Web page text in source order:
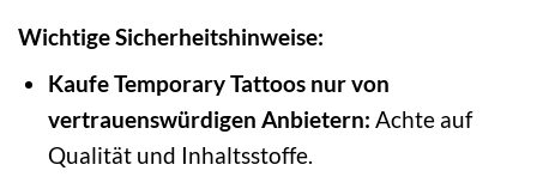
Wichtige Sicherheitshinweise:
Kaufe Temporary Tattoos nur von
vertrauenswürdigen Anbietern: Achte auf
Qualität und Inhaltsstoffe.